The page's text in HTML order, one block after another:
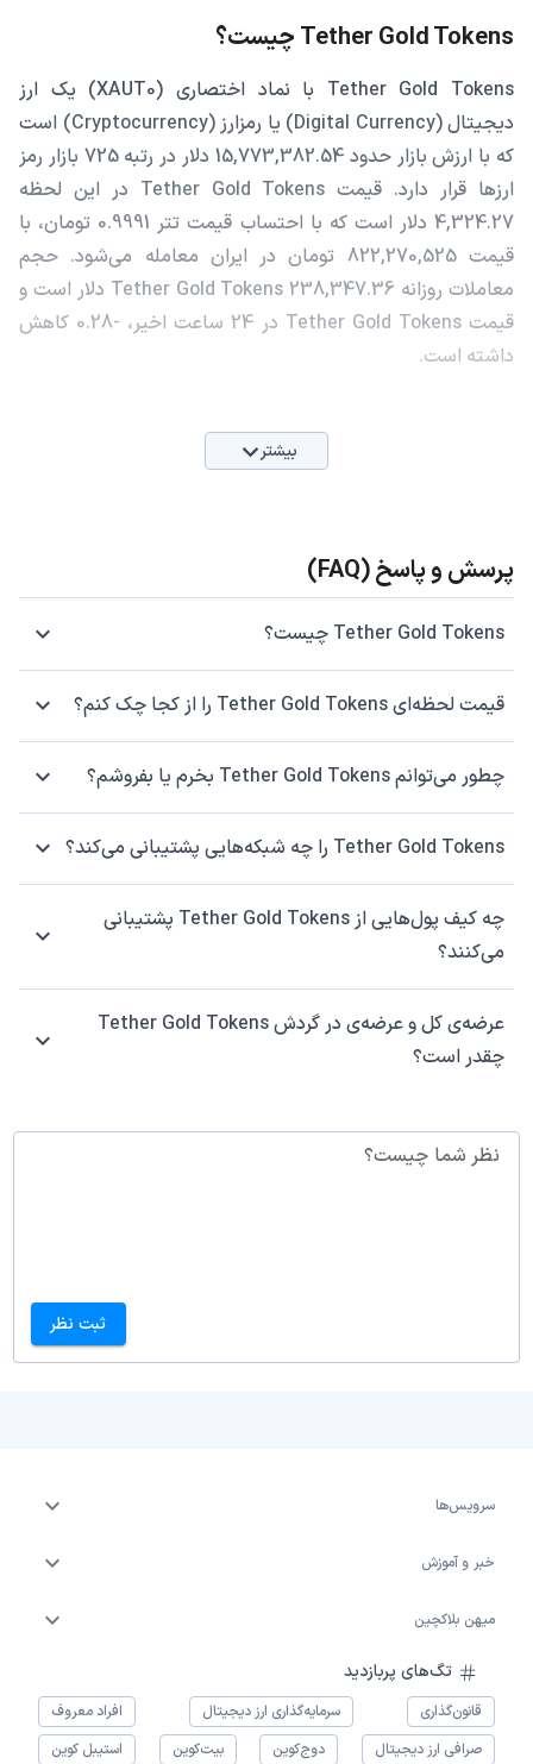
Tether Gold Tokens چیست؟
Tether Gold Tokens با نماد اختصاری (XAUT0) یک ارز
دیجیتال (Digital Currency) یا رمزارز (Cryptocurrency) است
که با ارزش بازار حدود 15,773,382.54 دلار در رتبه 725 بازار رمز
ارزها قرار دارد. قیمت Tether Gold Tokens در این لحظه
4,324.27 دلار است که با احتساب قیمت تتر 0.9991 تومان، با
قیمت 822,270,525 تومان در ایران معامله می‌شود. حجم
معاملات روزانه Tether Gold Tokens 238,347.36 دلار است و
قیمت Tether Gold Tokens در 24 ساعت اخیر، -0.28 کاهش
داشته است.
بیشتر
پرسش و پاسخ (FAQ)
Tether Gold Tokens چیست؟
قیمت لحظه‌ای Tether Gold Tokens را از کجا چک کنم؟
چطور می‌توانم Tether Gold Tokens بخرم یا بفروشم؟
Tether Gold Tokens را چه شبکه‌هایی پشتیبانی می‌کند؟
چه کیف پول‌هایی از Tether Gold Tokens پشتیبانی
می‌کنند؟
عرضه‌ی کل و عرضه‌ی در گردش Tether Gold Tokens
چقدر است؟
نظر شما چیست؟
ثبت نظر
سرویس‌ها
خبر و آموزش
میهن بلاکچین
تگ‌های پربازدید
قانون‌گذاری سرمایه‌گذاری ارز دیجیتال
افراد معروف
صرافی ارز دیجیتال
دوج‌کوین بیت‌کوین استیبل کوین